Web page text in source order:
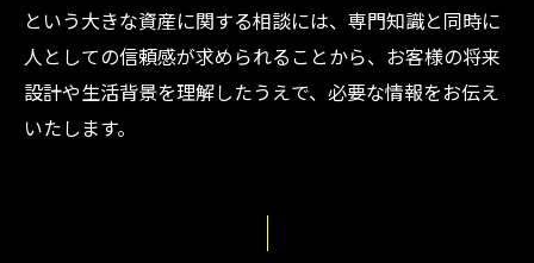
という大きな資産に関する相談には、専門知識と同時に
人としての信頼感が求められることから、お客様の将来
設計や生活背景を理解したうえで、必要な情報をお伝え
いたします。